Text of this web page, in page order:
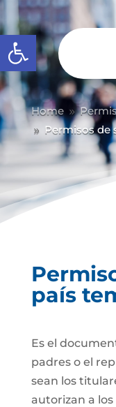
Abrir barra de
Home 9
9 Permisos de
país
Es el
padres o el
sean los
autorizan a